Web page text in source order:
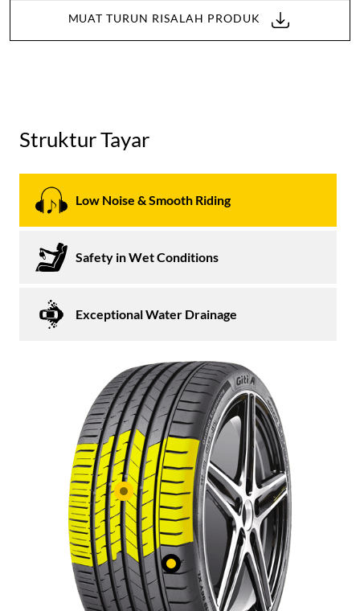
MUAT TURUN RISALAH PRODUK
Struktur Tayar
Low Noise & Smooth Riding
Safety in Wet Conditions
Exceptional Water Drainage